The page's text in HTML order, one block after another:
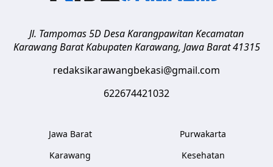
Jl. Tampomas 5D Desa Karangpawitan Kecamatan
Karawang Barat Kabupaten Karawang, Jawa Barat 41315
redaksikarawangbekasi@gmail.com
622674421032
Jawa Barat
Karawang
Purwakarta
Kesehatan